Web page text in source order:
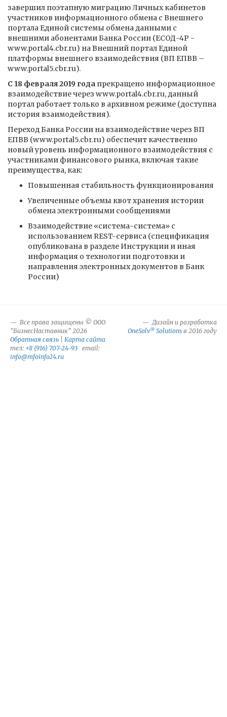
завершил поэтапную миграцию Личных кабинетов
участников информационного обмена с Внешнего
портала Единой системы обмена данными с
внешними абонентами Банка России (ЕСОД-4Р -
www.portal4.cbr.ru) на Внешний портал Единой
платформы внешнего взаимодействия (ВП ЕПВВ –
www.portal5.cbr.ru).
С 18 февраля 2019 года прекращено информационное
взаимодействие через www.portal4.cbr.ru, данный
портал работает только в архивном режиме (доступна
история взаимодействия).
Переход Банка России на взаимодействие через ВП
ЕПВВ (www.portal5.cbr.ru) обеспечит качественно
новый уровень информационного взаимодействия с
участниками финансового рынка, включая такие
преимущества, как:
Повышенная стабильность функционирования
Увеличенные объемы квот хранения истории
обмена электронными сообщениями
Взаимодействие «система-система» с
использованием REST-сервиса (спецификация
опубликована в разделе Инструкции и иная
информация о технологии подготовки и
направления электронных документов в Банк
России)
Все права защищены © ООО
"БизнесНаставник" 2026
Обратная связь
Карта сайта
тел: +8 (916) 707-24-93 email:
info@mfoinfo24.ru
Дизайн и разработка
OneSolv® Solutions в 2016 году